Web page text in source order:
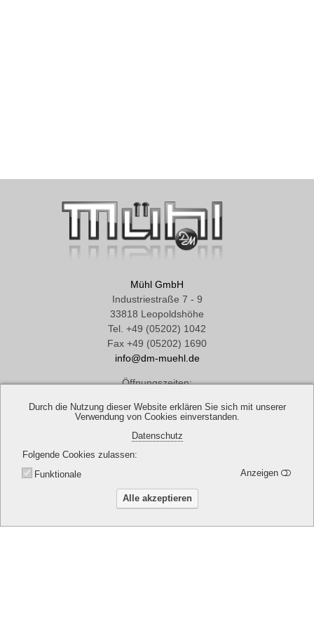
Durch die Nutzung dieser Website erklären Sie sich mit unserer
Verwendung von Cookies einverstanden.
Datenschutz
Folgende Cookies zulassen
Funktionale Anzeigen
Alle akzeptieren
Mühl GmbH
Industriestraße 7 - 9
33818 Leopoldshöhe
Tel. +49 (05202) 1042
Fax +49 (05202) 1690
info@dm-muehl.de
Öffnungszeiten:
Fr.: 07:30 - 14.00 Uhr
Impressum
Datenschutz
Widerrufsformular